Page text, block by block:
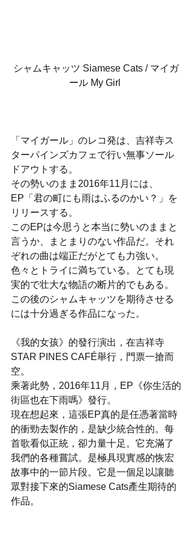
シャムキャッツ Siamese Cats / マイガ
ール My Girl
「マイガール」のレコ発は、吉祥寺ス
ターパインズカフェで行い無事ソール
ドアウトする。
その勢いのまま2016年11月には、
EP「君の町にも雨はふるのかい？」を
リリースする。
このEPは今思うと本当に勢いのままと
言うか、まとまりのない作品だ。それ
ぞれの曲は端正だがとても力強い。
色々とトライに満ちている。とても現
実的で壮大な物語の断片的でもある。
この後のシャムキャッツを期待させる
には十分過ぎる作品になった。
《我的女孩》的發行演出，在吉祥寺
STAR PINES CAFÉ舉行，門票一搶而
空。
乘著此勢，2016年11月，EP《你生活的
街區也在下雨嗎》發行。
現在想起來，這張EP真的是任憑著當時
的衝勁去製作的，是缺少統合性的。每
首歌看似正統，卻力量十足。它充滿了
我們的各種嘗試。是極具現實感的恢宏
故事中的一節片段。它是一個足以讓聽
眾對接下來的Siamese Cats產生期待的
作品。